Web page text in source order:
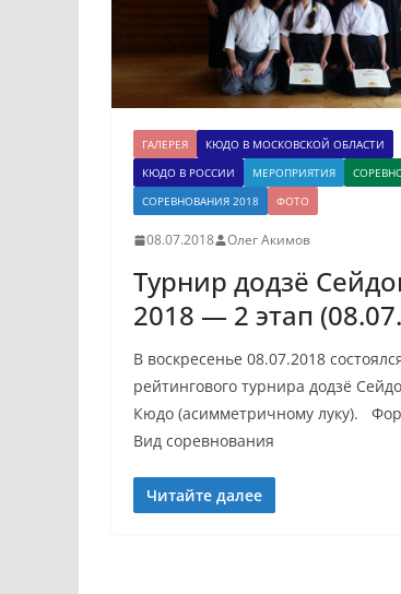
ГАЛЕРЕЯ
КЮДО В МОСКОВСКОЙ ОБЛАСТИ
КЮДО В РОССИИ
МЕРОПРИЯТИЯ
СОРЕВНОВАНИЯ 2018
ФОТО
08.07.2018 Олег Акимов
Турнир додзё
2018 — 2 этап
В воскресенье 08.07.2018
рейтингового турнира додзё
Кюдо (асимметричному луку).
Вид соревнования
Читайте далее